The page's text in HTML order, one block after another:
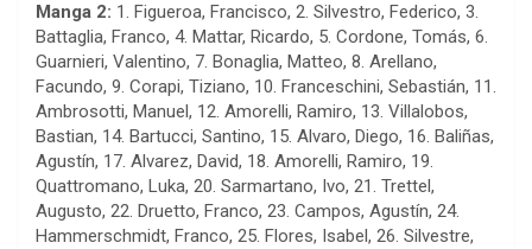
Manga 2: 1. Figueroa, Francisco, 2. Silvestro, Federico, 3.
Battaglia, Franco, 4. Mattar, Ricardo, 5. Cordone, Tomás, 6.
Guarnieri, Valentino, 7. Bonaglia, Matteo, 8. Arellano,
Facundo, 9. Corapi, Tiziano, 10. Franceschini, Sebastián, 11.
Ambrosotti, Manuel, 12. Amorelli, Ramiro, 13. Villalobos,
Bastian, 14. Bartucci, Santino, 15. Alvaro, Diego, 16. Baliñas,
Agustín, 17. Alvarez, David, 18. Amorelli, Ramiro, 19.
Quattromano, Luka, 20. Sarmartano, Ivo, 21. Trettel,
Augusto, 22. Druetto, Franco, 23. Campos, Agustín, 24.
Hammerschmidt, Franco, 25. Flores, Isabel, 26. Silvestre,